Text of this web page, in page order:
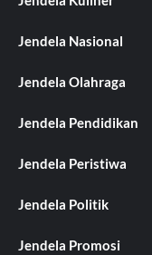
Jendela Nasional
Jendela Olahraga
Jendela Pendidikan
Jendela Peristiwa
Jendela Politik
Jendela Promosi